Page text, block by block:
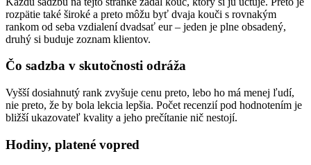
rozpätie také široké a preto môžu byť dvaja kouči s rovnakým
rankom od seba vzdialení dvadsať eur – jeden je plne obsadený,
druhý si buduje zoznam klientov.
Čo sadzba v skutočnosti odráža
Vyšší dosiahnutý rank zvyšuje cenu preto, lebo ho má menej ľudí,
nie preto, že by bola lekcia lepšia. Počet recenzií pod hodnotením je
bližší ukazovateľ kvality a jeho prečítanie nič nestojí.
Hodiny, platené vopred